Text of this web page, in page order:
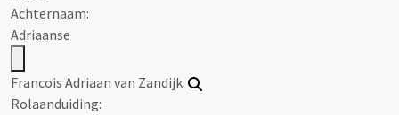
Achternaam:
Adriaanse
Francois Adriaan van Zandijk
Rolaanduiding: